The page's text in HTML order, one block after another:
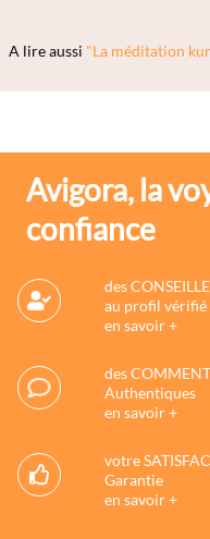
A lire aussi "La méditation
Avigora, la
confiance
des
au profil vérifié
en savoir +
des
Authentiques
en savoir +
votre
Garantie
en savoir +